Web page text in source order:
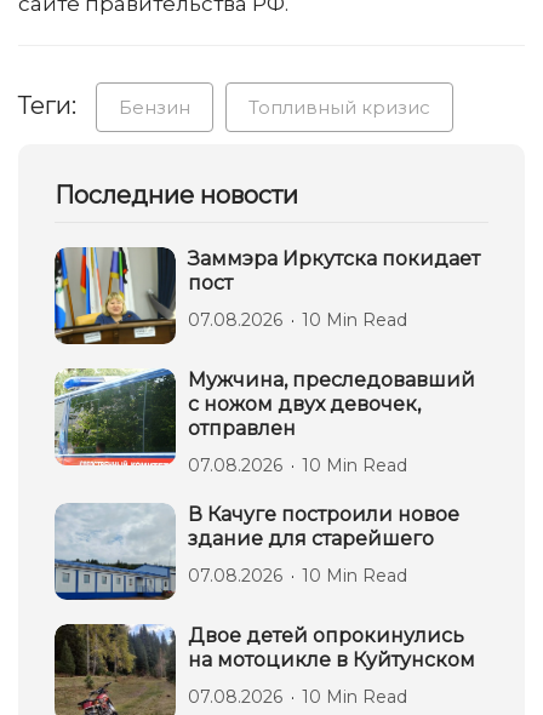
Теги: Бензин Топливный кризис
Последние новости
Заммэра Иркутска покидает
пост
07.08.2026 10 Min Read
Мужчина, преследовавший
с ножом двух девочек,
отправлен
07.08.2026 10 Min Read
В Качуге построили новое
здание для старейшего
07.08.2026 10 Min Read
Двое детей опрокинулись
на мотоцикле в Куйтунском
07.08.2026 10 Min Read